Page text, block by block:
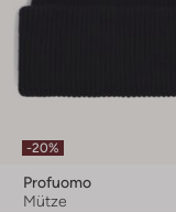
-20%
Profuomo
Mütze